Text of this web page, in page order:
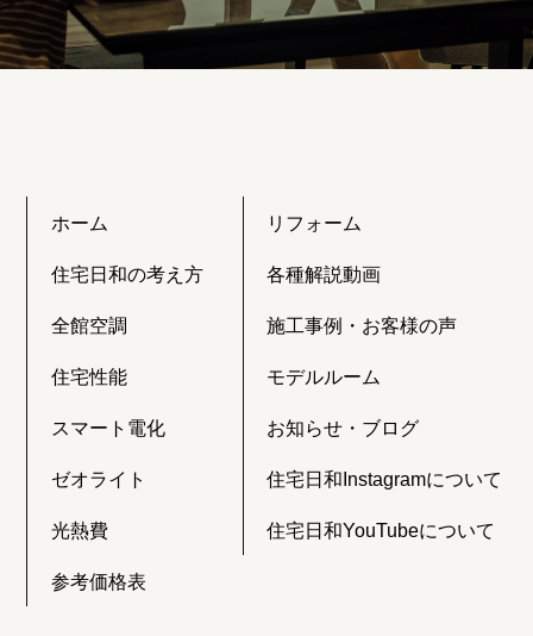
ホーム
住宅日和の考え方
全館空調
住宅性能
スマート電化
ゼオライト
光熱費
参考価格表
リフォーム
各種解説動画
施工事例・お客様の声
モデルルーム
お知らせ・ブログ
住宅日和Instagramについて
住宅日和YouTubeについて